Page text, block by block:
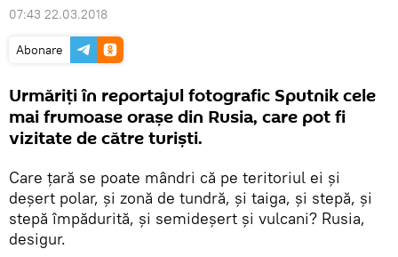
07:43 22.03.2018
Abonare
Urmăriți în reportajul fotografic Sputnik cele
mai frumoase orașe din Rusia, care pot fi
vizitate de către turiști.
Care țară se poate mândri că pe teritoriul ei și
deșert polar, și zonă de tundră, și taiga, și stepă, și
stepă împădurită, și semideșert și vulcani? Rusia,
desigur.